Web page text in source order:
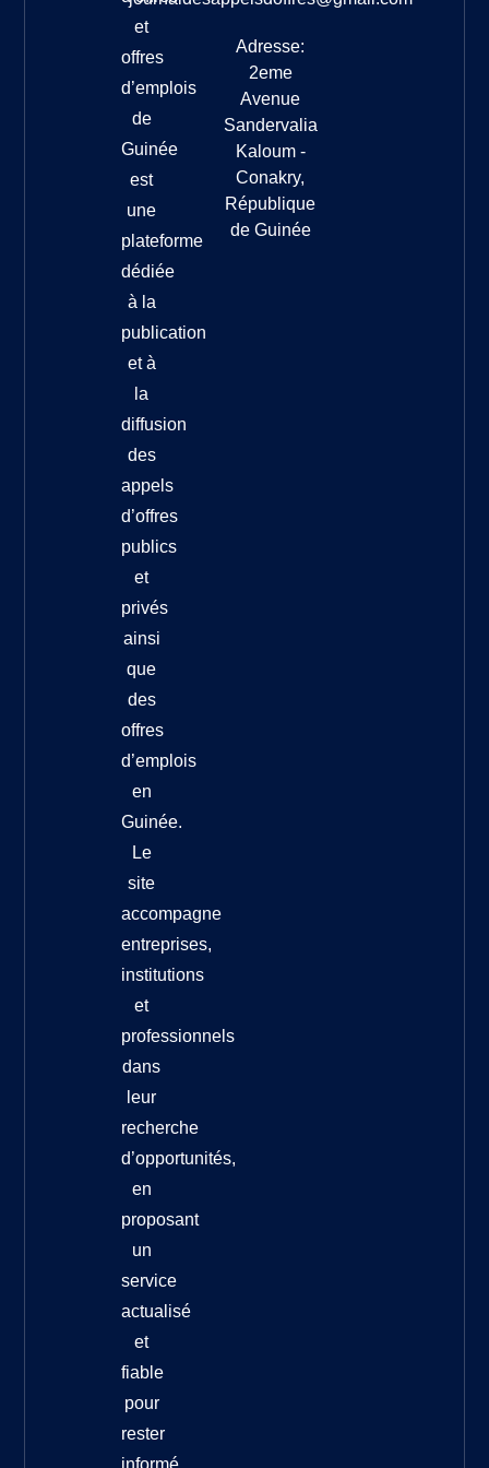
et
offres
d’emplois
de
Guinée
est
une
plateforme
dédiée
à la
publication
et à
la
diffusion
des
appels
d’offres
publics
et
privés
ainsi
que
des
offres
d’emplois
en
Guinée.
Le
site
accompagne
entreprises,
institutions
et
professionnels
dans
leur
recherche
d’opportunités,
en
proposant
un
service
actualisé
et
fiable
pour
rester
informé
Adresse:
2eme
Avenue
Sandervalia
Kaloum -
Conakry,
République
de Guinée